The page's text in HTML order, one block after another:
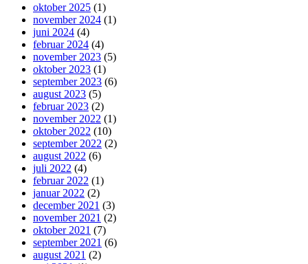
oktober 2025 (1)
november 2024 (1)
juni 2024 (4)
februar 2024 (4)
november 2023 (5)
oktober 2023 (1)
september 2023 (6)
august 2023 (5)
februar 2023 (2)
november 2022 (1)
oktober 2022 (10)
september 2022 (2)
august 2022 (6)
juli 2022 (4)
februar 2022 (1)
januar 2022 (2)
december 2021 (3)
november 2021 (2)
oktober 2021 (7)
september 2021 (6)
august 2021 (2)